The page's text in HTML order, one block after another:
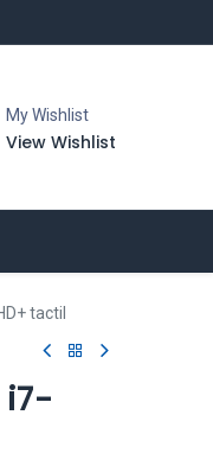
My Wishlist
View Wishlist
tactil
i7-